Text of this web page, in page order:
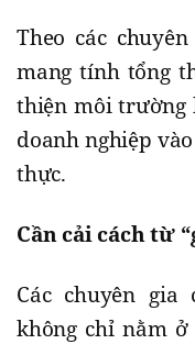
Theo các
mang tính tổng
thiện môi trường
doanh nghiệp
thực.
Cần cải cách từ
Các chuyên
không chỉ nằm